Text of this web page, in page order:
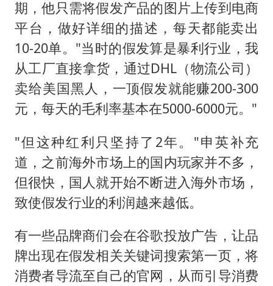
期，他只需将假发产品的图片上传到电商
平台，做好详细的描述，每天都能卖出
10-20单。"当时的假发算是暴利行业，我
从工厂直接拿货，通过DHL（物流公司）
卖给美国黑人，一顶假发就能赚200-300
元，每天的毛利率基本在5000-6000元。"
"但这种红利只坚持了2年。"申英补充
道，之前海外市场上的国内玩家并不多，
但很快，国人就开始不断进入海外市场，
致使假发行业的利润越来越低。
有一些品牌商们会在谷歌投放广告，让品
牌出现在假发相关关键词搜索第一页，将
消费者导流至自己的官网，从而引导消费